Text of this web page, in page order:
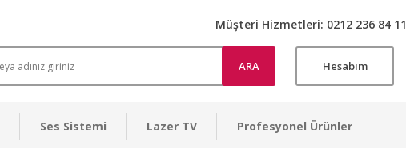
Müşteri Hizmetleri: 0212 236 84 11
ARA Hesabım
Ses Sistemi Lazer TV Profesyonel Ürünler